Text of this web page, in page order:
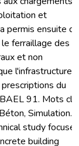
et
permis ensuite de
ferraillage des
et non
l'infrastructure
du
91. Mots
Simulation.
study focuses
building